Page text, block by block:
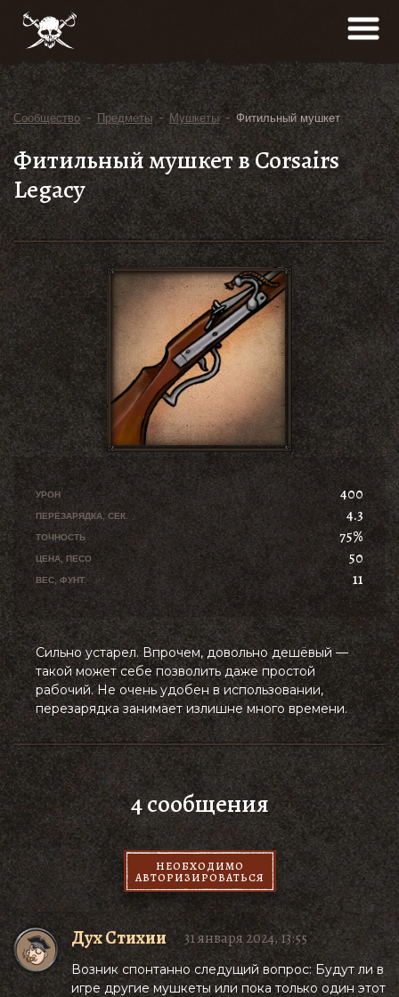
Сообщество - Предметы - Мушкеты - Фитильный мушкет
Фитильный мушкет в Corsairs
Legacy
УРОН 400
ПЕРЕЗАРЯДКА, СЕК. 4.3
ТОЧНОСТЬ 75%
ЦЕНА, ПЕСО 50
ВЕС, ФУНТ. 11
Сильно устарел. Впрочем, довольно дешёвый —
такой может себе позволить даже простой
рабочий. Не очень удобен в использовании,
перезарядка занимает излишне много времени.
4 сообщения
НЕОБХОДИМО
АВТОРИЗИРОВАТЬСЯ
Дух Стихии 31 января 2024, 13:55
Возник спонтанно следущий вопрос: Будут ли в
игре другие мушкеты или пока только один этот